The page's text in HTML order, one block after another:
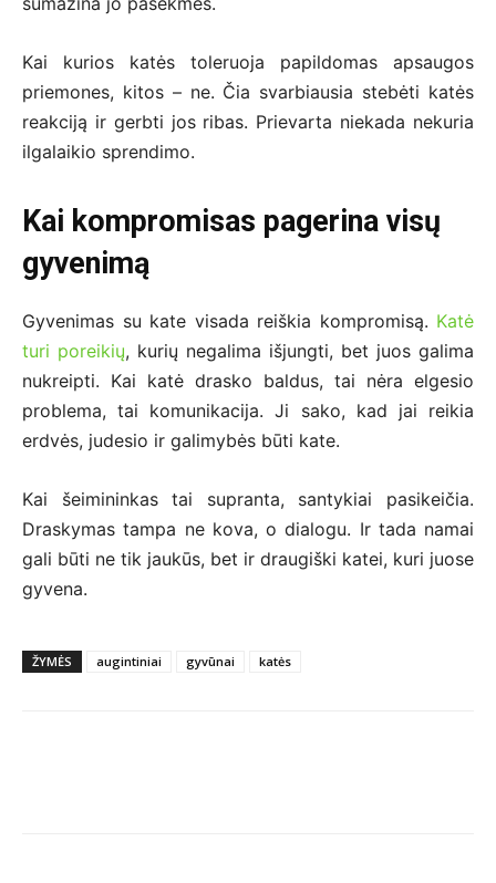
Kai kurios katės toleruoja papildomas apsaugos
priemones, kitos – ne. Čia svarbiausia stebėti katės
reakciją ir gerbti jos ribas. Prievarta niekada nekuria
ilgalaikio sprendimo.
Kai kompromisas pagerina visų
gyvenimą
Gyvenimas su kate visada reiškia kompromisą. Katė
turi poreikių, kurių negalima išjungti, bet juos galima
nukreipti. Kai katė drasko baldus, tai nėra elgesio
problema, tai komunikacija. Ji sako, kad jai reikia
erdvės, judesio ir galimybės būti kate.
Kai šeimininkas tai supranta, santykiai pasikeičia.
Draskymas tampa ne kova, o dialogu. Ir tada namai
gali būti ne tik jaukūs, bet ir draugiški katei, kuri juose
gyvena.
ŽYMĖS augintiniai gyvūnai katės